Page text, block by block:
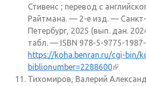
Стивенс ; перевод с
Райтмана. — 2-е изд. —
Петербург, 2025 (вып. дан.
табл. — ISBN 978-5-9775-
https://koha.benran.ru/cgi-bin/
biblionumber=2288600
Тихомиров, Валерий